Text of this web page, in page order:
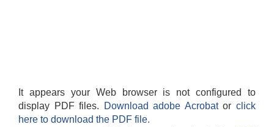
It appears your Web browser is not configured to
display PDF files.
Download adobe Acrobatorclick
here to download the PDF file.